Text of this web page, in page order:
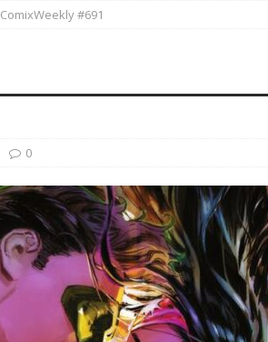
ComixWeekly #691
0